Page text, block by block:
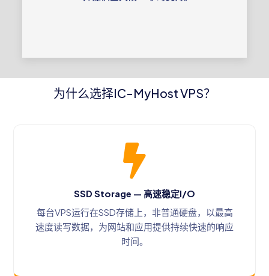
为什么选择IC-MyHost VPS？
SSD Storage — 高速稳定I/O
每台VPS运行在SSD存储上，非普通硬盘，以最高
速度读写数据，为网站和应用提供持续快速的响应
时间。